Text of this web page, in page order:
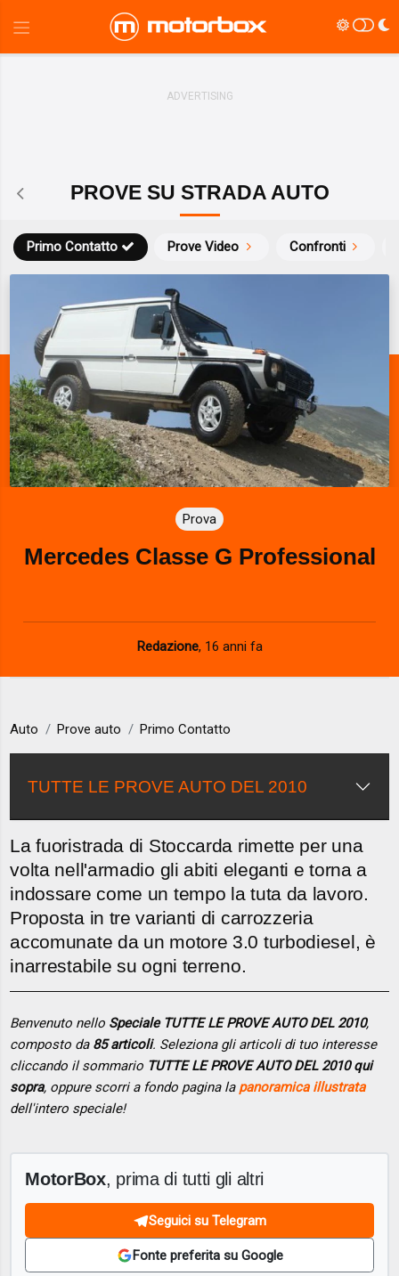
PROVE SU STRADA AUTO
Prove Video Confronti
Primo Contatto
Prova
Mercedes Classe G Professional
Redazione, 16 anni fa
Auto Prove auto Primo Contatto
TUTTE LE PROVE AUTO DEL 2010
La fuoristrada di Stoccarda rimette per una
volta nell'armadio gli abiti eleganti e torna a
indossare come un tempo la tuta da lavoro.
Proposta in tre varianti di carrozzeria
accomunate da un motore 3.0 turbodiesel, è
inarrestabile su ogni terreno.
Benvenuto nello Speciale TUTTE LE PROVE AUTO DEL 2010,
composto da 85 articoli. Seleziona gli articoli di tuo interesse
cliccando il sommario TUTTE LE PROVE AUTO DEL 2010 qui
sopra, oppure scorri a fondo pagina la panoramica illustrata
dell'intero speciale!
MotorBox, prima di tutti gli altri
Seguici su Telegram
Fonte preferita su Google